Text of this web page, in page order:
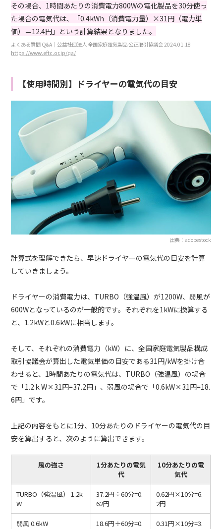
その場合、1時間あたりの消費電力800Wの電化製品を30分使っ
た場合の電気代は、「0.4kWh（消費電力量）×31円（電力単
価）＝12.4円」という計算結果となりました。
よくある質問 Q&A｜公益社団法人 全国家庭電気製品 公正取引協議会 2024.01.18
https://www.eftc.or.jp/qa/
【使用時間別】ドライヤーの電気代の目安
出典：adobestock
計算式を理解できたら、早速ドライヤーの電気代の目安を計算
していきましょう。
ドライヤーの消費電力は、TURBO（強温風）が1200W、弱風が
600Wとなっているのが一般的です。それぞれを1kWに換算する
と、1.2kWと0.6kWに相当します。
そして、それぞれの消費電力（kW）に、全国家庭電気製品構成
取引協議会が算出した電気単価の目安である31円/kWを掛け合
わせると、1時間あたりの電気代は、TURBO（強温風）の場合
で「1.2ｋW×31円=37.2円」、弱風の場合で「0.6kW×31円=18.
6円」です。
上記の内容をもとに1分、10分あたりのドライヤーの電気代の目
安を算出すると、次のように算出できます。
風の強さ
1分あたりの電気
代
10分あたりの電
気代
TURBO（強温風） 1.2k
W
37.2円÷60分=0.
62円
0.62円×10分=6.
2円
弱風 0.6kW
18.6円÷60分=0.
0.31円×10分=3.